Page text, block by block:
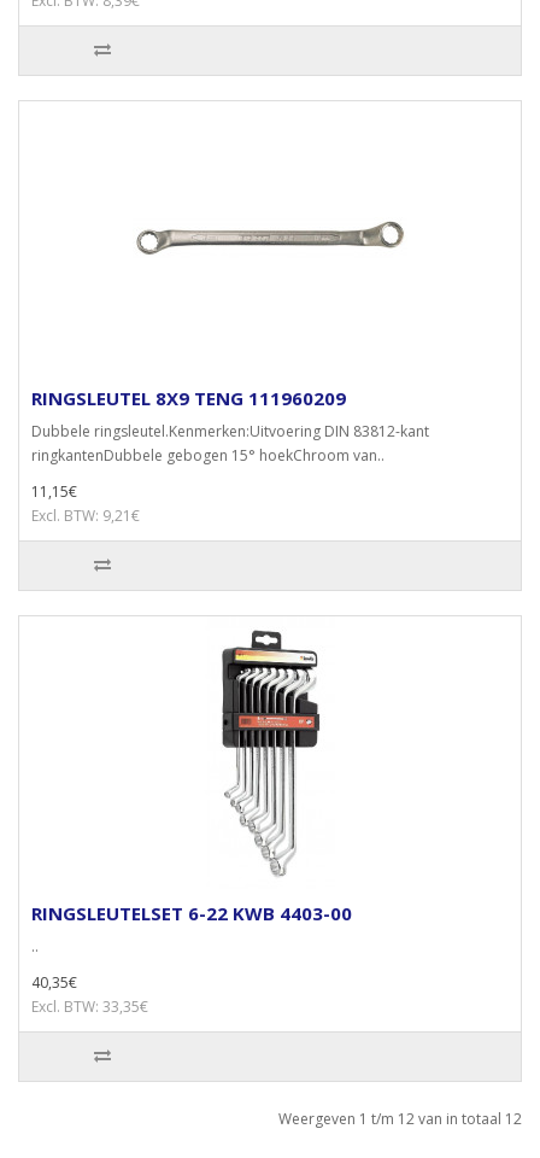
RINGSLEUTEL 8X9 TENG 111960209
Dubbele ringsleutel.Kenmerken:Uitvoering DIN 83812-kant
ringkantenDubbele gebogen 15° hoekChroom van..
11,15€
Excl. BTW: 9,21€
RINGSLEUTELSET 6-22 KWB 4403-00
..
40,35€
Excl. BTW: 33,35€
Weergeven 1 t/m 12 van in totaal 12